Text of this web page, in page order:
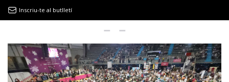
9MAGAZÍN
EL CLÀSSIC | ALBERT PLA
Inscriu-te al butlletí